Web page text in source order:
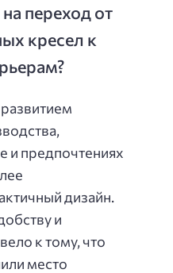
переход от
кресел к
и предпочтениях
дизайн.
и
к тому, что
место